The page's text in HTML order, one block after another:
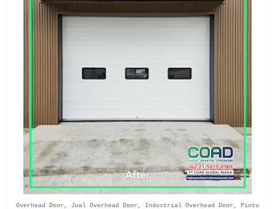
Overhead Door, Jual Overhead Door, Industrial Overhead Door, Pintu